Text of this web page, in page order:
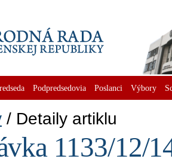
Podpredsedovia Poslanci Výbory
Detaily artiklu
1133/12/